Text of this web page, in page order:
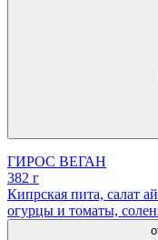
ГИРОС ВЕГАН
382 г
Кипрская пита, салат
огурцы и томаты,